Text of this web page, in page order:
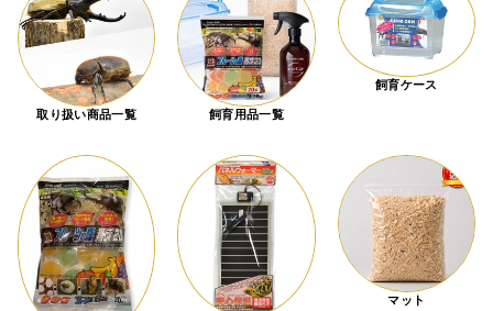
取り扱い商品一覧 飼育用品一覧
飼育ケース
マット